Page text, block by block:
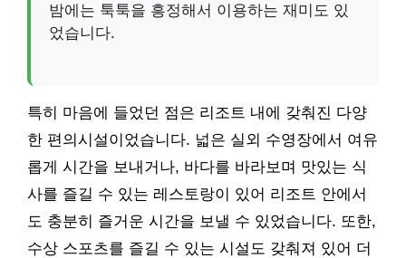
밤에는 툭툭을 흥정해서 이용하는 재미도 있
었습니다.
특히 마음에 들었던 점은 리조트 내에 갖춰진 다양
한 편의시설이었습니다. 넓은 실외 수영장에서 여유
롭게 시간을 보내거나, 바다를 바라보며 맛있는 식
사를 즐길 수 있는 레스토랑이 있어 리조트 안에서
도 충분히 즐거운 시간을 보낼 수 있었습니다. 또한,
수상 스포츠를 즐길 수 있는 시설도 갖춰져 있어 더